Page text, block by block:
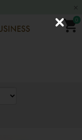
0
C